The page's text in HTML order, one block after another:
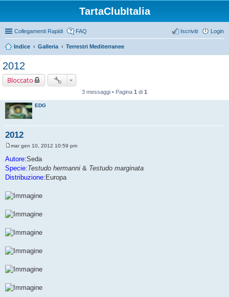
TartaClubItalia
Collegamenti Rapidi FAQ Login
Iscriviti
Indice Galleria Terrestri Mediterranee
2012
Bloccato
3 messaggi • Pagina 1 di 1
EDG
2012
s
s
g
i
o
mar gen 10, 2012 10:59 pm
Autore:Seda
Specie:Testudo hermanni & Testudo marginata
Distribuzione: Europa